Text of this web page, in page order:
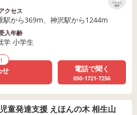
リストに
保存
クセス
駅から369m、神沢駅から1244m
入年齢
学 小学生
せ 電話で聞く
050-1721-7256
童発達支援 えほんの木 相生山